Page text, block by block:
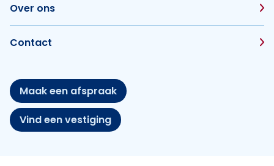
Over ons
Contact
Maak een afspraak
Vind een vestiging